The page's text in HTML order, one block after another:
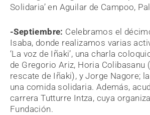
Solidaria’ en Aguilar de Campoo,
-Septiembre: Celebramos el
Isaba, donde realizamos varias
‘La voz de Iñaki’, una charla
de Gregorio Ariz, Horia
rescate de Iñaki), y Jorge Nagore; la
una comida solidaria. Además, a
carrera Tutturre Intza, cuya
Fundación.